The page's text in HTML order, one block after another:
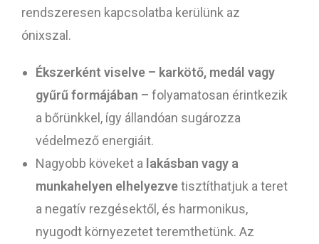
rendszeresen kapcsolatba kerülünk az
ónixszal.
Ékszerként viselve – karkötő, medál vagy
gyűrű formájában – folyamatosan érintkezik
a bőrünkkel, így állandóan sugározza
védelmező energiáit.
Nagyobb köveket a lakásban vagy a
munkahelyen elhelyezvetisztíthatjuk a teret
a negatív rezgésektől, és harmonikus,
nyugodt környezetet teremthetünk. Az